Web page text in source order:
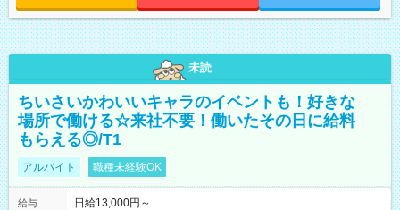
未読
ちいさいかわいいキャラのイベントも！好きな
場所で働ける☆来社不要！働いたその日に給料
もらえる◎/T1
アルバイト 職種未経験OK
給与
日給13,000円～